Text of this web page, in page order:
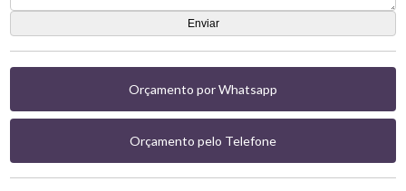
Orçamento por Whatsapp
Orçamento pelo Telefone